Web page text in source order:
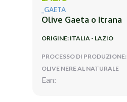
_GAETA
Olive Gaeta o Itrana
ORIGINE: ITALIA - LAZIO
PROCESSO DI PRODUZIONE:
OLIVE NERE AL NATURALE
Ean: